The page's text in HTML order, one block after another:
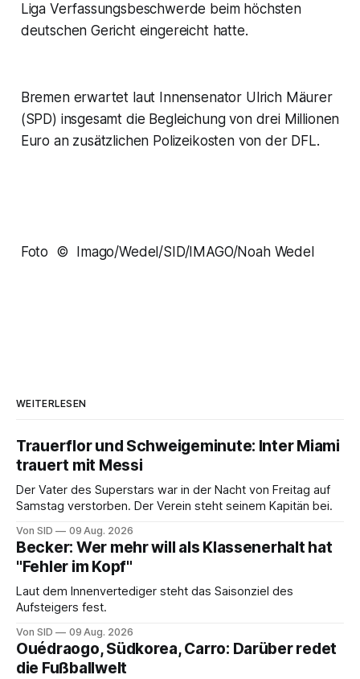
Liga Verfassungsbeschwerde beim höchsten
deutschen Gericht eingereicht hatte.
Bremen erwartet laut Innensenator Ulrich Mäurer
(SPD) insgesamt die Begleichung von drei Millionen
Euro an zusätzlichen Polizeikosten von der DFL.
Foto © Imago/Wedel/SID/IMAGO/Noah Wedel
WEITERLESEN
Trauerflor und Schweigeminute: Inter Miami
trauert mit Messi
Der Vater des Superstars war in der Nacht von Freitag auf
Samstag verstorben. Der Verein steht seinem Kapitän bei.
Von SID 09 Aug. 2026
Becker: Wer mehr will als Klassenerhalt hat
"Fehler im Kopf"
Laut dem Innenvertediger steht das Saisonziel des
Aufsteigers fest.
Von SID 09 Aug. 2026
Ouédraogo, Südkorea, Carro: Darüber redet
die Fußballwelt